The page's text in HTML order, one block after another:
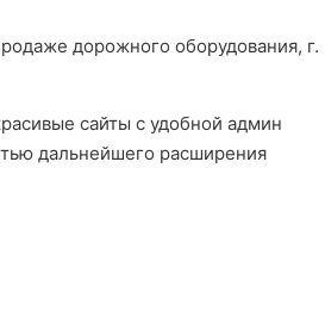
дорожного оборудования, г.
сайты с удобной админ
дальнейшего расширения